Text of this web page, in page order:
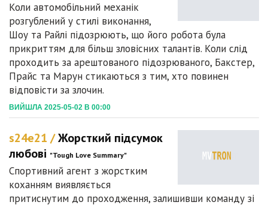
Коли автомобільний механік
розгублений у стилі виконання,
Шоу та Райлі підозрюють, що його робота була
прикриттям для більш зловісних талантів. Коли слід
проходить за арештованого підозрюваного, Бакстер,
Прайс та Марун стикаються з тим, хто повинен
відповісти за злочин.
ВИЙШЛА 2025-05-02 В 00:00
s24e21 /Жорсткий підсумок
любові "Tough Love Summary"
Спортивний агент з жорстким
коханням виявляється
притиснутим до проходження, залишивши команду зі